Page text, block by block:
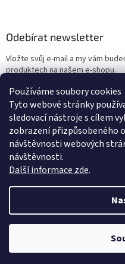
Používáme soubory cookies
Tyto webové stránky
sledovací nástroje s cílem
zobrazení přizpůsobeného
návštěvnosti webových
návštěvnosti.
Další informace zde.
Odebírat newsletter
Vložte svůj e-mail a my vám
produktech na našem e-shopu.
E-mail
Vložením e-mailu souhlasíte s
PŘIHLÁSIT SE
Eshop